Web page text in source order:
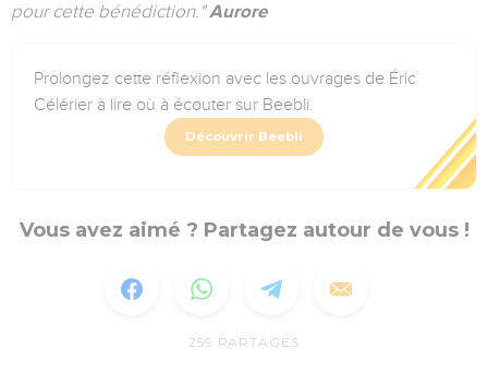
pour cette bénédiction."Aurore
Prolongez cette réflexion avec les ouvrages de Éric
Célérier à lire où à écouter sur Beebli.
Découvrir Beebli
Vous avez aimé ? Partagez autour de vous !
259 PARTAGES